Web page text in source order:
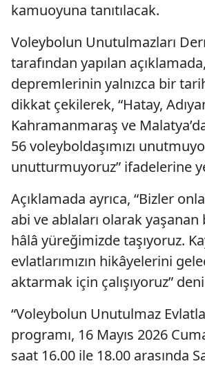
kamuoyuna tanıtılacak.
Voleybolun Unutulmazları
tarafından yapılan
depremlerinin yalnızca bir
dikkat çekilerek, “Hatay,
Kahramanmaraş ve
56 voleyboldaşımızı
unutturmuyoruz” ifadelerine
Açıklamada ayrıca, “Bizler
abi ve ablaları olarak yaşanan
hâlâ yüreğimizde taşıyoruz.
evlatlarımızın hikâyelerini
aktarmak için çalışıyoruz”
“Voleybolun Unutulmaz
programı, 16 Mayıs 2026
saat 16.00 ile 18.00 arasında